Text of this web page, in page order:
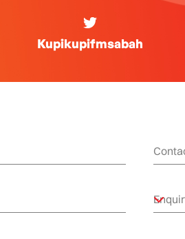
Kupikupifmsabah